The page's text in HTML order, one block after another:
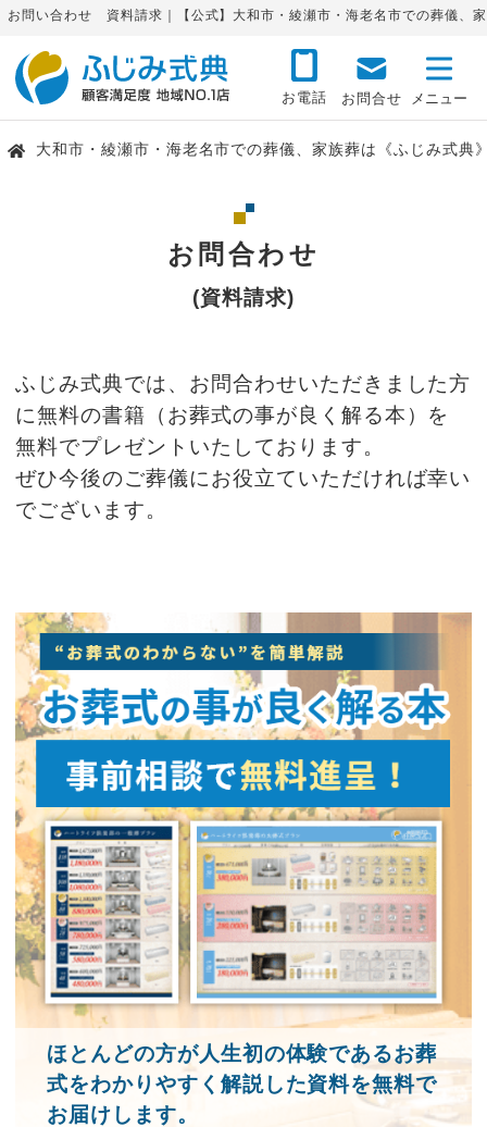
お問い合わせ 資料請求｜【公式】大和市・綾瀬市・海老名市での葬儀、
お電話 お問合せ
大和市・綾瀬市・海老名市での葬儀、家族葬は《ふじみ式典
お問合わせ
(資料請求)
ふじみ式典では、お問合わせいただきました方
に無料の書籍（お葬式の事が良く解る本）を
無料でプレゼントいたしております。
ぜひ今後のご葬儀にお役立ていただければ幸い
でございます。
ほとんどの方が人生初の体験であるお葬
式をわかりやすく解説した資料を無料で
お届けします。